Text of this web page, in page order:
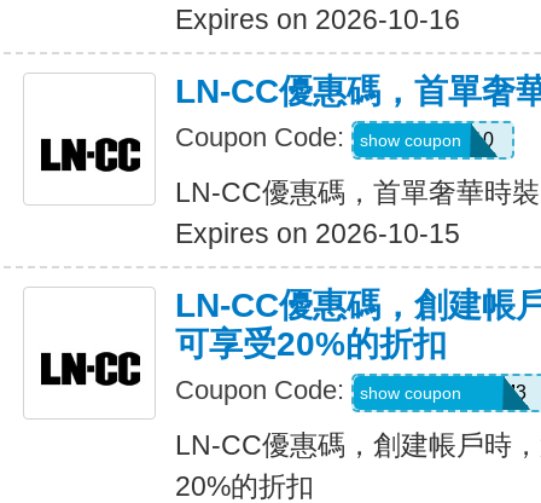
Expires on 2026-10-16
LN-CC優惠碼，首單奢
Coupon Code: WELCOME10
show coupon
LN-CC優惠碼，首單奢華時
Expires on 2026-10-15
LN-CC優惠碼，創建帳
可享受20%的折扣
Coupon Code: REFU4YP-NMM3
show coupon
LN-CC優惠碼，創建帳戶時
20%的折扣